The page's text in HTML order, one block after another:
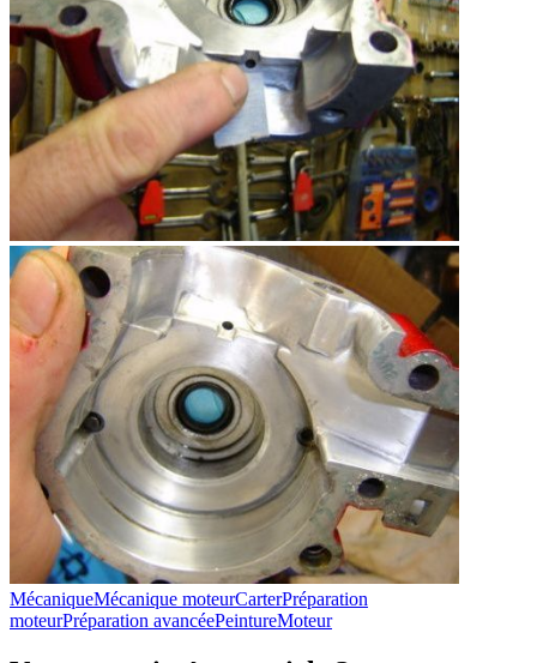
MécaniqueMécanique moteurCarterPréparation
moteurPréparation avancéePeintureMoteur